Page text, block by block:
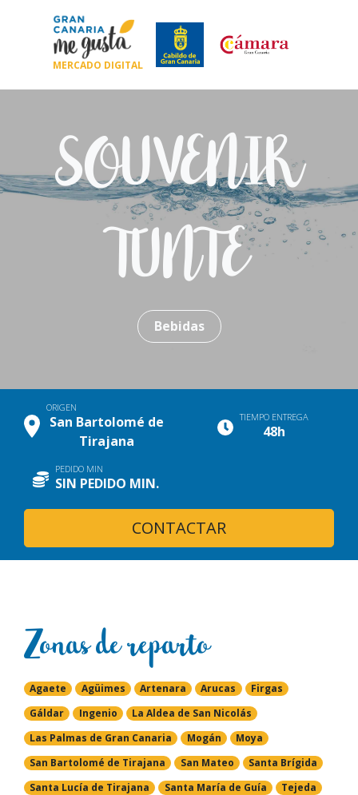
MERCADO DIGITAL
SOUVENIR
TUNTE
Bebidas
ORIGEN
San Bartolomé de
Tirajana
TIEMPO ENTREGA
48h
PEDIDO MIN
SIN PEDIDO MIN.
CONTACTAR
Zonas de reparto
Agaete Agüimes Artenara Arucas
Firgas
Gáldar
Ingenio
La Aldea de San Nicolás
Las Palmas de Gran Canaria
Mogán
Moya
San Bartolomé de Tirajana
San Mateo
Santa Brígida
Santa Lucía de Tirajana
Santa María de Guía
Tejeda